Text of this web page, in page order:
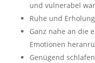
und vulnerabel war
Ruhe und
Ganz nahe an die
Emotionen
Genügend schlafen